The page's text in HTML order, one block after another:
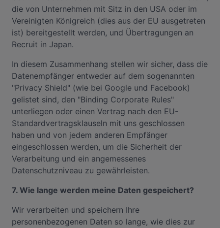
die von Unternehmen mit Sitz in den USA oder im
Vereinigten Königreich (dies aus der EU ausgetreten
ist) bereitgestellt werden, und Übertragungen an
Recruit in Japan.
In diesem Zusammenhang stellen wir sicher, dass die
Datenempfänger entweder auf dem sogenannten
"Privacy Shield" (wie bei Google und Facebook)
gelistet sind, den "Binding Corporate Rules"
unterliegen oder einen Vertrag nach den EU-
Standardvertragsklauseln mit uns geschlossen
haben und von jedem anderen Empfänger
eingeschlossen werden, um die Sicherheit der
Verarbeitung und ein angemessenes
Datenschutzniveau zu gewährleisten.
7. Wie lange werden meine Daten gespeichert?
Wir verarbeiten und speichern Ihre
personenbezogenen Daten so lange, wie dies zur